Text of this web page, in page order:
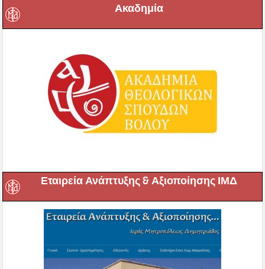
Ακαδημία
Εταιρεία Ανάπτυξης & Αξιοποίησης ΙΜΔ